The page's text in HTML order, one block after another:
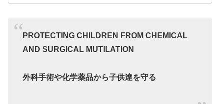
PROTECTING CHILDREN FROM CHEMICAL
AND SURGICAL MUTILATION
外科手術や化学薬品から子供達を守る